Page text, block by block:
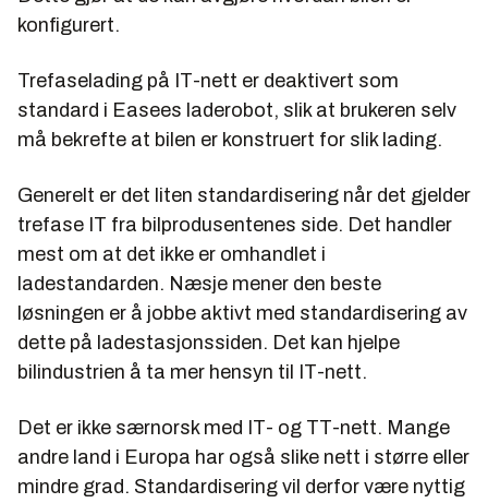
konfigurert.
Trefaselading på IT-nett er deaktivert som
standard i Easees laderobot, slik at brukeren selv
må bekrefte at bilen er konstruert for slik lading.
Generelt er det liten standardisering når det gjelder
trefase IT fra bilprodusentenes side. Det handler
mest om at det ikke er omhandlet i
ladestandarden. Næsje mener den beste
løsningen er å jobbe aktivt med standardisering av
dette på ladestasjonssiden. Det kan hjelpe
bilindustrien å ta mer hensyn til IT-nett.
Det er ikke særnorsk med IT- og TT-nett. Mange
andre land i Europa har også slike nett i større eller
mindre grad. Standardisering vil derfor være nyttig